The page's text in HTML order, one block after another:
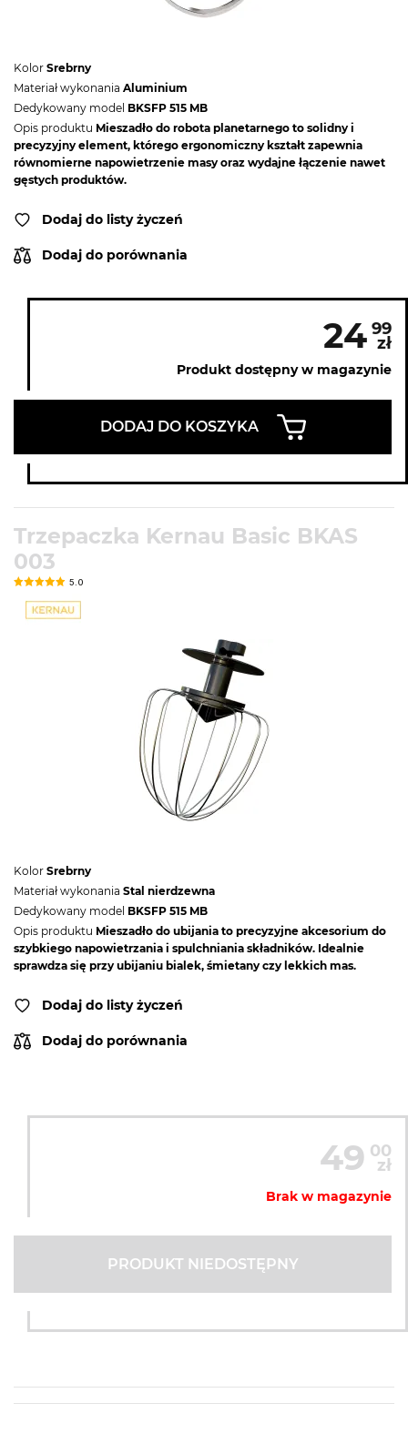
Kolor Srebrny
Materiał wykonania Aluminium
Dedykowany model BKSFP 515 MB
Opis produktu Mieszadło do robota planetarnego to solidny i
precyzyjny element, którego ergonomiczny kształt zapewnia
równomierne napowietrzenie masy oraz wydajne łączenie nawet
gęstych produktów.
Dodaj do listy życzeń
Dodaj do porównania
24 99
zł
Produkt dostępny w magazynie
DODAJ DO KOSZYKA
Trzepaczka Kernau Basic BKAS
003
5.0
Kolor Srebrny
Materiał wykonania Stal nierdzewna
Dedykowany model BKSFP 515 MB
Opis produktu Mieszadło do ubijania to precyzyjne akcesorium do
szybkiego napowietrzania i spulchniania składników. Idealnie
sprawdza się przy ubijaniu bialek, śmietany czy lekkich mas.
Dodaj do listy życzeń
Dodaj do porównania
49 00
zł
Brak w magazynie
PRODUKT NIEDOSTĘPNY